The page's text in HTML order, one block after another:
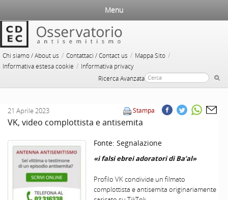
Chi siamo / About us / Contattaci / Contact us / Mappa Sito /
Informativa estesa cookie / Informativa privacy
Ricerca Avanzata
Menu
Stampa
21 Aprile 2023
VK, video complottista e antisemita
Fonte: Segnalazione
«i falsi ebrei adoratori di Ba’al»
Profilo VK condivide un filmato
complottista e antisemita originariamente